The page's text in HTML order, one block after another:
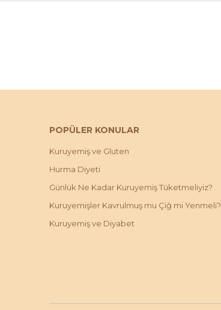
POPÜLER KONULAR
Kuruyemiş ve Gluten
Hurma Diyeti
Günlük Ne Kadar Kuruyemiş Tüketmeliyiz?
Kuruyemişler Kavrulmuş mu Çiğ mi Yenmeli?
Kuruyemiş ve Diyabet